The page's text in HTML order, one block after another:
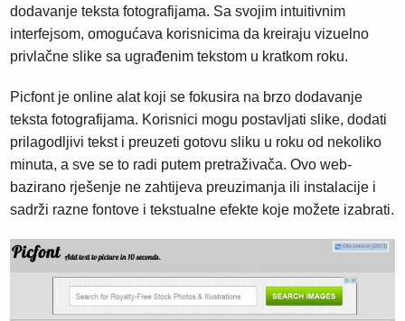
dodavanje teksta fotografijama. Sa svojim intuitivnim
interfejsom, omogućava korisnicima da kreiraju vizuelno
privlačne slike sa ugrađenim tekstom u kratkom roku.
Picfont je online alat koji se fokusira na brzo dodavanje
teksta fotografijama. Korisnici mogu postavljati slike, dodati
prilagodljivi tekst i preuzeti gotovu sliku u roku od nekoliko
minuta, a sve se to radi putem pretraživača. Ovo web-
bazirano rješenje ne zahtijeva preuzimanja ili instalacije i
sadrži razne fontove i tekstualne efekte koje možete izabrati.